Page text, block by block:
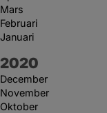
Mars
Februari
Januari
År:
2020
December
November
Oktober